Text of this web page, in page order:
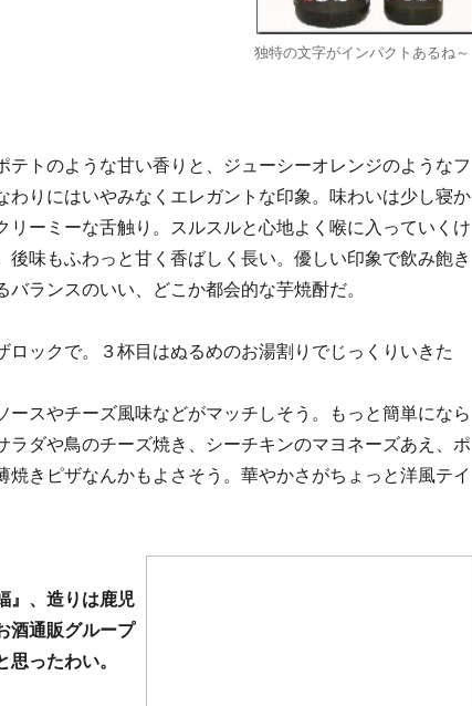
独特の文字がインパクトあるね～
トのような甘い香りと、ジューシーオレンジのようなフ
わりにはいやみなくエレガントな印象。味わいは少し寝か
ーミーな舌触り。スルスルと心地よく喉に入っていくけ
味もふわっと甘く香ばしく長い。優しい印象で飲み飽き
ランスのいい、どこか都会的な芋焼酎だ。
ックで。３杯目はぬるめのお湯割りでじっくりいきた
スやチーズ風味などがマッチしそう。もっと簡単になら
ダや鳥のチーズ焼き、シーチキンのマヨネーズあえ、ポ
きピザなんかもよさそう。華やかさがちょっと洋風テイ
』、造りは鹿児
酒通販グループ
ったわい。